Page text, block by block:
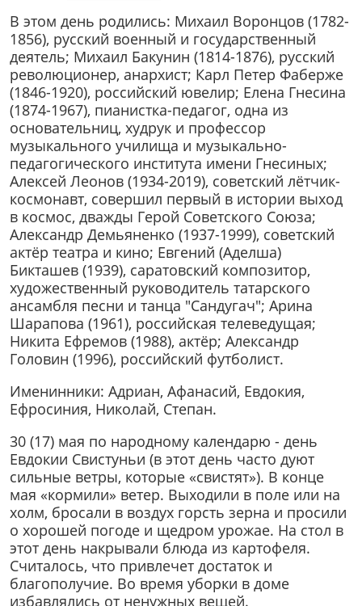
В этом день родились: Михаил Воронцов (1782-
1856), русский военный и государственный
деятель; Михаил Бакунин (1814-1876), русский
революционер, анархист; Карл Петер Фаберже
(1846-1920), российский ювелир; Елена Гнесина
(1874-1967), пианистка-педагог, одна из
основательниц, худрук и профессор
музыкального училища и музыкально-
педагогического института имени Гнесиных;
Алексей Леонов (1934-2019), советский лётчик-
космонавт, совершил первый в истории выход
в космос, дважды Герой Советского Союза;
Александр Демьяненко (1937-1999), советский
актёр театра и кино; Евгений (Аделша)
Бикташев (1939), саратовский композитор,
художественный руководитель татарского
ансамбля песни и танца "Сандугач"; Арина
Шарапова (1961), российская телеведущая;
Никита Ефремов (1988), актёр; Александр
Головин (1996), российский футболист.
Именинники: Адриан, Афанасий, Евдокия,
Ефросиния, Николай, Степан.
30 (17) мая по народному календарю - день
Евдокии Свистуньи (в этот день часто дуют
сильные ветры, которые «свистят»). В конце
мая «кормили» ветер. Выходили в поле или на
холм, бросали в воздух горсть зерна и просили
о хорошей погоде и щедром урожае. На стол в
этот день накрывали блюда из картофеля.
Считалось, что привлечет достаток и
благополучие. Во время уборки в доме
избавлялись от ненужных вещей.